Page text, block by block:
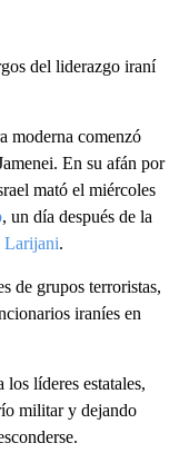
del liderazgo iraní
moderna comenzó
En su afán por
mató el miércoles
, un día después de la
.
de grupos terroristas,
iraníes en
líderes estatales,
militar y dejando